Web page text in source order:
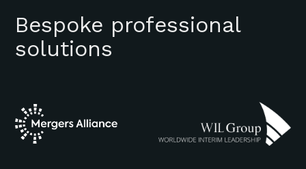
Bespoke professional
solutions